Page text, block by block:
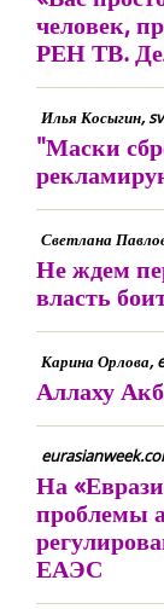
человек,
РЕН ТВ.
Илья Косыгин,
"Маски
Светлана
Не ждем
власть
Карина Орлова,
Аллаху
На
проблемы
ЕАЭС